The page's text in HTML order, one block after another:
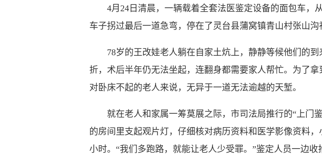
4月24日清晨，一辆载着全套法医鉴定设备的面包车，从
车子拐过最后一道急弯，停在了灵台县蒲窝镇青山村张山沟
78岁的王改娃老人躺在自家土炕上，静静等候他们的到
折，术后半年仍无法坐起，连翻身都需要家人帮忙。为了
对卧床不起的老人来说，无异于一道无法逾越的天堑。
就在老人和家属一筹莫展之际，市司法局推行的“上门
的房间里支起观片灯，仔细核对病历资料和医学影像资料
小时。“我们多跑路，就能让老人少受罪。”鉴定人员一边收